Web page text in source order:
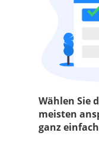
Wählen Sie
meisten
ganz